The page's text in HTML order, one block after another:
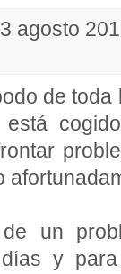
agosto
de
un
y